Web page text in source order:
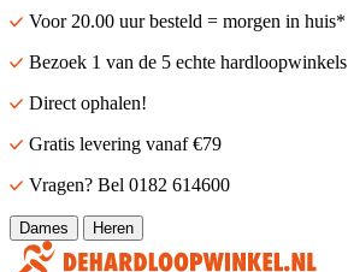
Voor 20.00 uur besteld = morgen in huis*
Bezoek 1 van de 5 echte hardloopwinkels
Direct ophalen!
Gratis levering vanaf €79
Vragen? Bel 0182 614600
Dames Heren